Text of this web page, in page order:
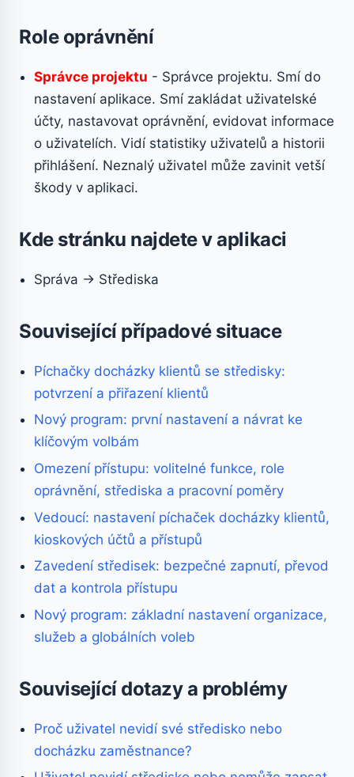
Role oprávnění
Správce projektu - Správce projektu. Smí do
nastavení aplikace. Smí zakládat uživatelské
účty, nastavovat oprávnění, evidovat informace
o uživatelích. Vidí statistiky uživatelů a historii
přihlášení. Neznalý uživatel může zavinit vetší
škody v aplikaci.
Kde stránku najdete v aplikaci
Správa → Střediska
Související případové situace
Píchačky docházky klientů se středisky:
potvrzení a přiřazení klientů
Nový program: první nastavení a návrat ke
klíčovým volbám
Omezení přístupu: volitelné funkce, role
oprávnění, střediska a pracovní poměry
Vedoucí: nastavení píchaček docházky klientů,
kioskových účtů a přístupů
Zavedení středisek: bezpečné zapnutí, převod
dat a kontrola přístupu
Nový program: základní nastavení organizace,
služeb a globálních voleb
Související dotazy a problémy
Proč uživatel nevidí své středisko nebo
docházku zaměstnance?